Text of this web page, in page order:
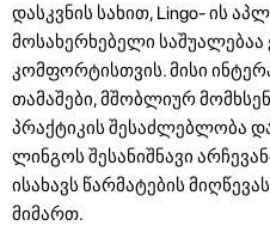
დასკვნის სახით, Lingo- ის
მოსახერხებელი
კომფორტისთვის. მისი
თამაშები, მშობლიურ
პრაქტიკის შესაძლებლობა
ლინგოს შესანიშნავი
ისახავს წარმატების
მიმართ.